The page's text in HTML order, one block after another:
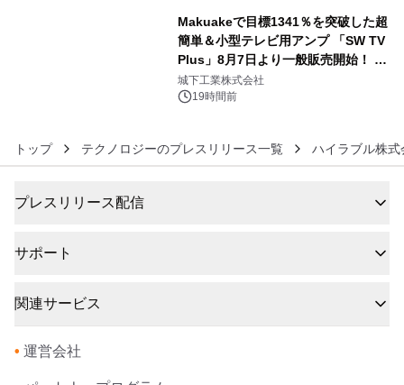
Makuakeで目標1341％を突破した超
簡単＆小型テレビ用アンプ 「SW TV
Plus」8月7日より一般販売開始！ ケ
ーブル1本つなぐだけ、テレビの音が
ぐっと豊かに
城下工業株式会社
19時間前
トップ テクノロジーのプレスリリース一覧 ハイラブル株式
プレスリリース配信
サポート
関連サービス
• 運営会社